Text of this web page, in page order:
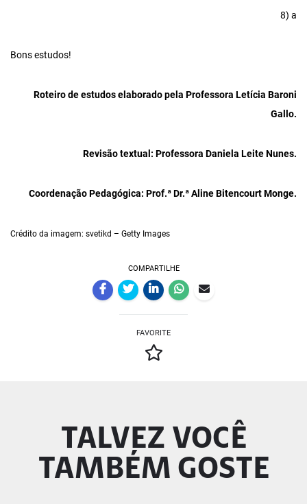
8) a
Bons estudos!
Roteiro deestudos elaborado pela Professora Letícia Baroni
Gallo.
Revisão textual: Professora Daniela Leite Nunes.
Coordenação Pedagógica: Prof.ª Dr.ª Aline Bitencourt Monge.
Crédito da imagem: svetikd – Getty Images
COMPARTILHE
FAVORITE
TALVEZ VOCÊ
TAMBÉM GOSTE